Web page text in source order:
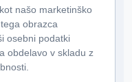
našo marketinško
obrazca
osebni podatki
obdelavo v skladu z